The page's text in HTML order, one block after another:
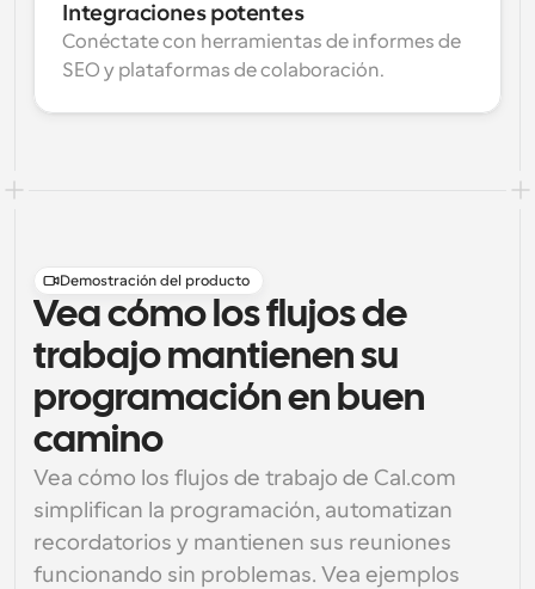
Integraciones potentes
Conéctate con herramientas de informes de
SEO y plataformas de colaboración.
Demostración del producto
Vea cómo los flujos de
trabajo mantienen su
programación en buen
camino
Vea cómo los flujos de trabajo de Cal.com
simplifican la programación, automatizan
recordatorios y mantienen sus reuniones
funcionando sin problemas. Vea ejemplos